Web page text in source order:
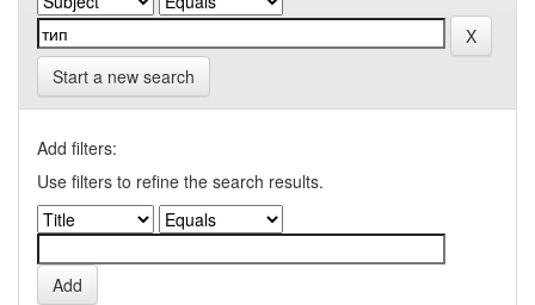
Start a new search
Add filters:
Use filters to refine the search results.